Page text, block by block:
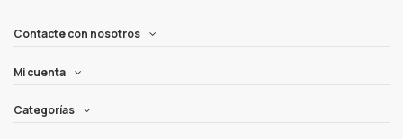
Contacte con nosotros
Mi cuenta
Categorías